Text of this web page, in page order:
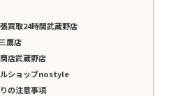
買取24時間武蔵野店
鷹店
店武蔵野店
ルショップnostyle
の注意事項